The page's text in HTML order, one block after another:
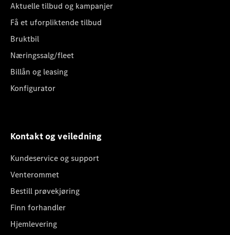
Aktuelle tilbud og kampanjer
Få et uforpliktende tilbud
Bruktbil
Næringssalg/fleet
Billån og leasing
Konfigurator
Kontakt og veiledning
Kundeservice og support
Venterommet
Bestill prøvekjøring
Finn forhandler
Hjemlevering